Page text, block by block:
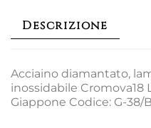
Descrizione
Acciaino diamantato,
inossidabile Cromova18
Giappone Codice: G-38/B